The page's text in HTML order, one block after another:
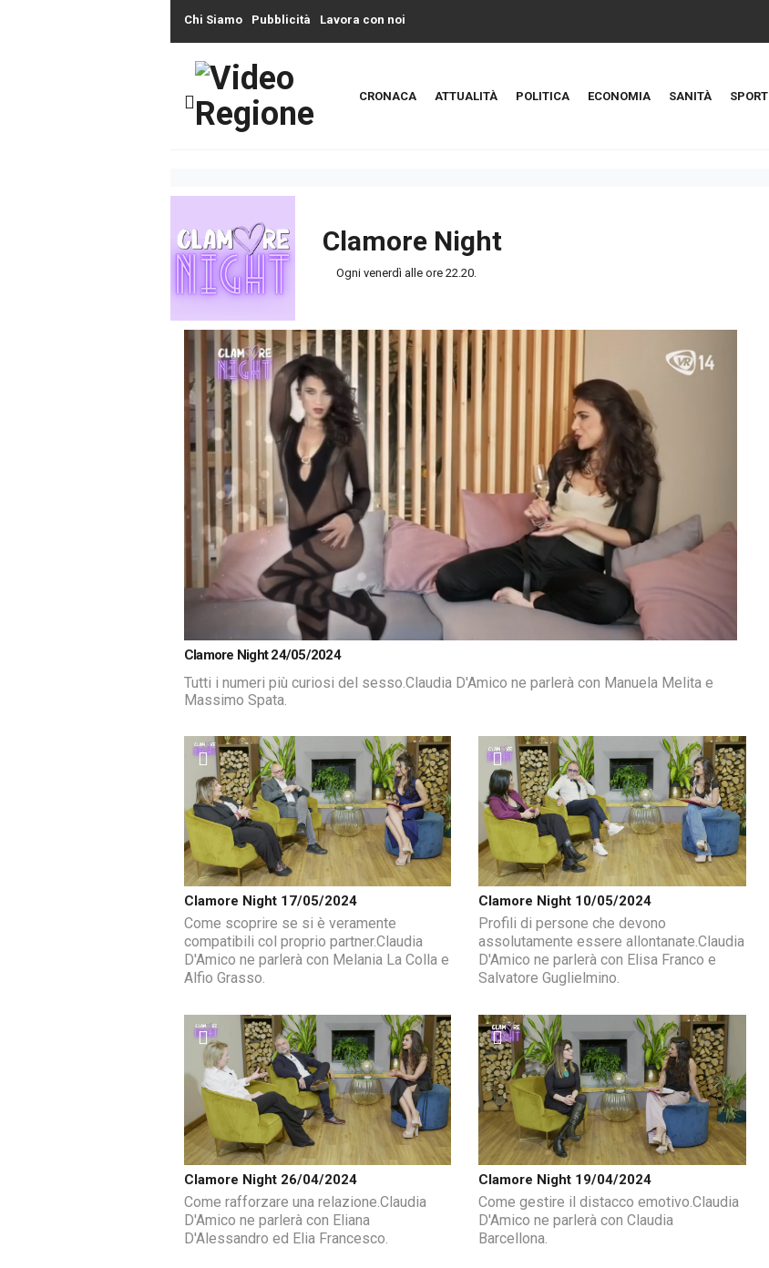
Chi Siamo Pubblicità Lavora con noi
CRONACA ATTUALITÀ POLITICA ECONOMIA SANITÀ SPORT
Clamore Night
Ogni venerdì alle ore 22.20.
Loaded:
1.17%
Clamore Night 24/05/2024
Tutti i numeri più curiosi del sesso.Claudia D'Amico ne parlerà con Manuela Melita e
Massimo Spata.
Clamore Night 17/05/2024
Come scoprire se si è veramente
compatibili col proprio partner.Claudia
D'Amico ne parlerà con Melania La Colla e
Alfio Grasso.
Clamore Night 10/05/2024
Profili di persone che devono
assolutamente essere allontanate.Claudia
D'Amico ne parlerà con Elisa Franco e
Salvatore Guglielmino.
Clamore Night 26/04/2024
Come rafforzare una relazione.Claudia
D'Amico ne parlerà con Eliana
D'Alessandro ed Elia Francesco.
Clamore Night 19/04/2024
Come gestire il distacco emotivo.Claudia
D'Amico ne parlerà con Claudia
Barcellona.